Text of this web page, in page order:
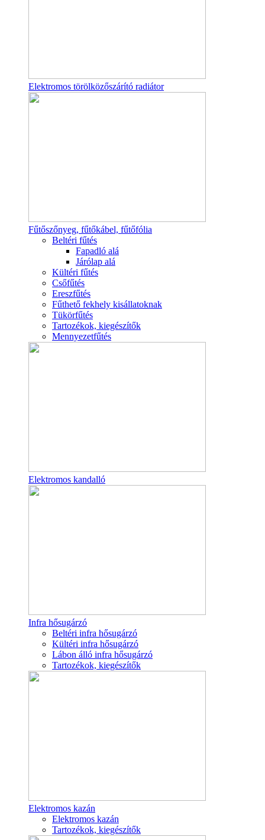
Elektromos törölközőszárító radiátor
Fűtőszőnyeg, fűtőkábel, fűtőfólia
Beltéri fűtés
Fapadló alá
Járólap alá
Kültéri fűtés
Csőfűtés
Ereszfűtés
Fűthető fekhely kisállatoknak
Tükörfűtés
Tartozékok, kiegészítők
Mennyezetfűtés
Elektromos kandalló
Infra hősugárzó
Beltéri infra hősugárzó
Kültéri infra hősugárzó
Lábon álló infra hősugárzó
Tartozékok, kiegészítők
Elektromos kazán
Elektromos kazán
Tartozékok, kiegészítők